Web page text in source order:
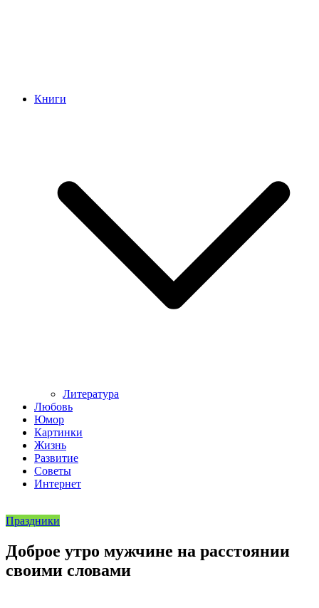
Книги
Литература
Любовь
Юмор
Картинки
Жизнь
Развитие
Советы
Интернет
Праздники
Доброе утро мужчине на расстоянии
своими словами